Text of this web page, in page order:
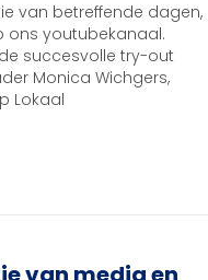
van betreffende dagen,
ons youtubekanaal.
succesvolle try-out
Monica Wichgers,
Lokaal
sessies als alternatief